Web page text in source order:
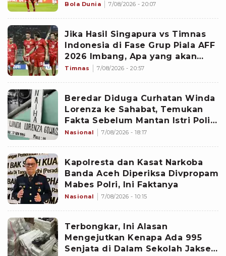
Bola Dunia 7/08/2026 - 20:07
Jika Hasil Singapura vs Timnas
Indonesia di Fase Grup Piala AFF
2026 Imbang, Apa yang akan
Terjadi?
Timnas 7/08/2026 - 20:57
Beredar Diduga Curhatan Winda
Lorenza ke Sahabat, Temukan
Fakta Sebelum Mantan Istri Polisi
di Medan Tewas
Nasional 7/08/2026 - 18:17
Kapolresta dan Kasat Narkoba
Banda Aceh Diperiksa Divpropam
Mabes Polri, Ini Faktanya
Nasional 7/08/2026 - 10:15
Terbongkar, Ini Alasan
Mengejutkan Kenapa Ada 995
Senjata di Dalam Sekolah Jaksel